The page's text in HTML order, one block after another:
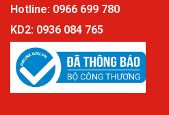
Hotline: 0966 699 780
KD2: 0936 084 765